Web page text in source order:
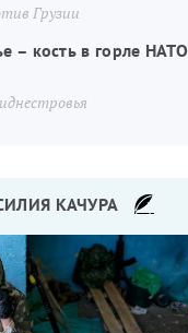
Грузии
– кость в горле НАТО
КАЧУРА